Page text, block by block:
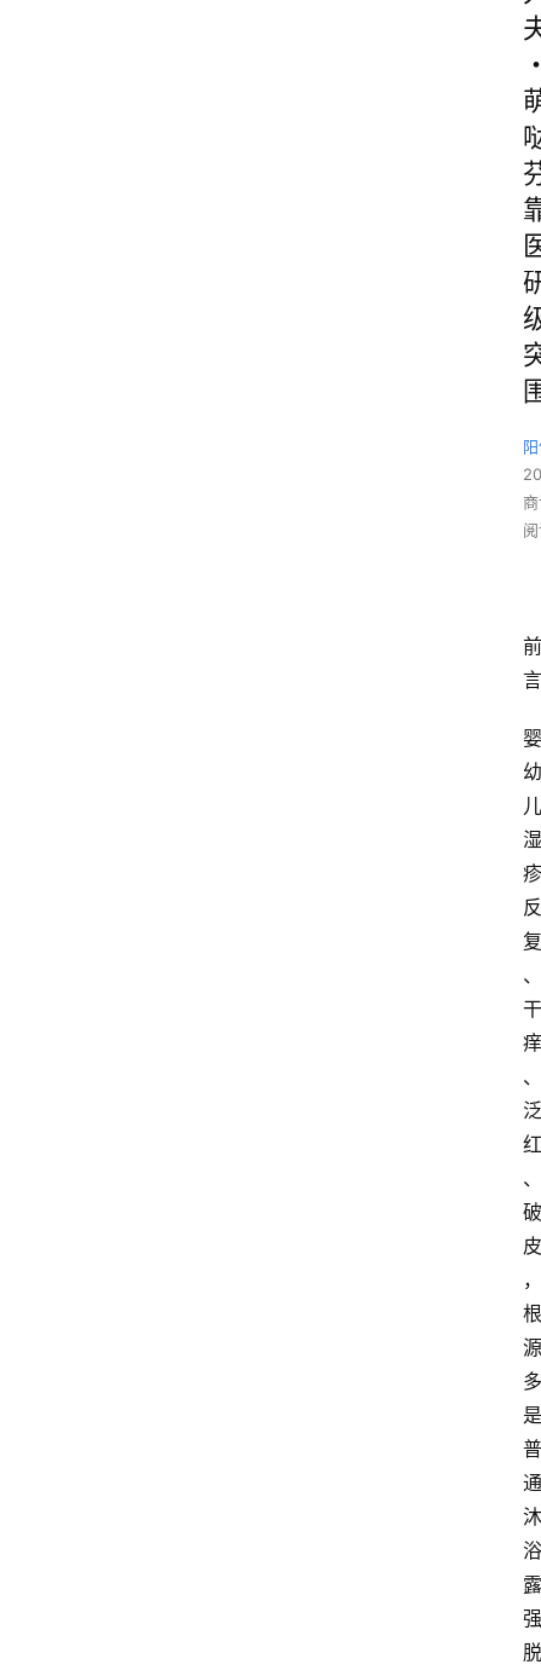
前
言
婴
幼
儿
湿
疹
反
复
、
干
痒
、
泛
红
、
破
皮
，
根
源
多
是
普
通
沐
浴
露
强
脱